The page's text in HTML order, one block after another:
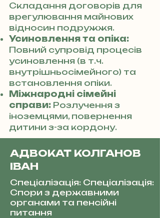
Складання договорів для
врегулювання майнових
відносин подружжя.
Усиновлення та опіка:
Повний супровід процесів
усиновлення (в т.ч.
внутрішньосімейного) та
встановлення опіки.
Міжнародні сімейні
справи: Розлучення з
іноземцями, повернення
дитини з-за кордону.
АДВОКАТ КОЛГАНОВ
ІВАН
Спеціалізація: Спеціалізація:
Спори з державними
органами та пенсійні
питання